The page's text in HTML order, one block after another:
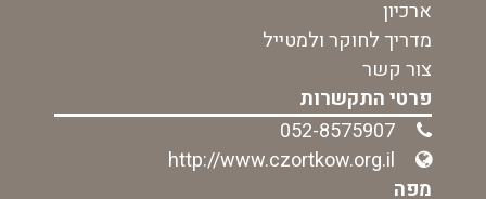
ארכיון
מדריך לחוקר ולמטייל
צור קשר
פרטי התקשרות
מפה